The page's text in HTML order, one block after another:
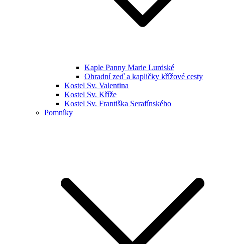
Kaple Panny Marie Lurdské
Ohradní zeď a kapličky křížové cesty
Kostel Sv. Valentina
Kostel Sv. Kříže
Kostel Sv. Františka Serafínského
Pomníky